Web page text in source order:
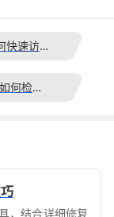
谷歌浏览器下载完成后如何快速访问常用扩展功能
Google浏览器安装完成后如何检测网络配置
，结合详细修复